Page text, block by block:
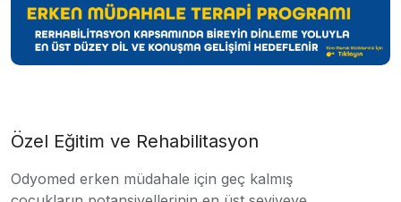
Özel Eğitim ve Rehabilitasyon
Odyomed erken müdahale için geç kalmış